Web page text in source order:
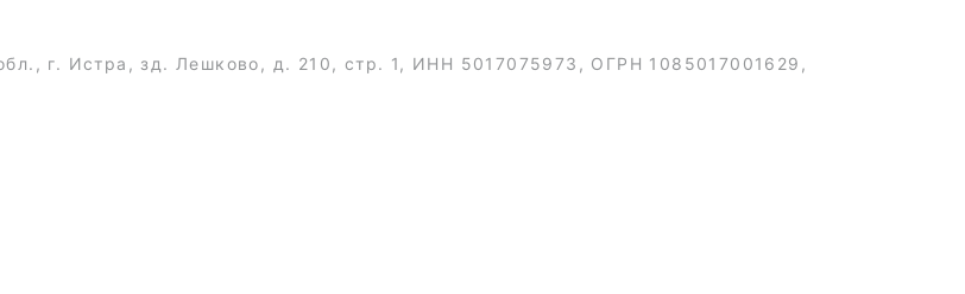
г. Истра, зд. Лешково, д. 210, стр. 1, ИНН 5017075973, ОГРН 1085017001629,